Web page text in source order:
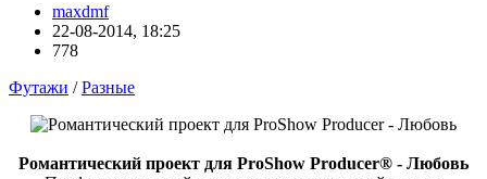
maxdmf
22-08-2014, 18:25
778
Футажи /Разные
Романтический проект для ProShow Producer® - Любовь